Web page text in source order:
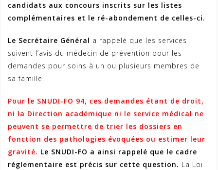
candidats aux concours inscrits sur les listes
complémentaires et le ré-abondement de celles-ci.
Le Secrétaire Général a rappelé que les services
suivent l’avis du médecin de prévention pour les
demandes pour soins à un ou plusieurs membres de
sa famille.
Pour le SNUDI-FO 94, ces demandes étant de droit,
ni la Direction académique ni le service médical ne
peuvent se permettre de trier les dossiers en
fonction des pathologies évoquées ou estimer leur
gravité. Le SNUDI-FO a ainsi rappelé que le cadre
réglementaire est précis sur cette question. La Loi